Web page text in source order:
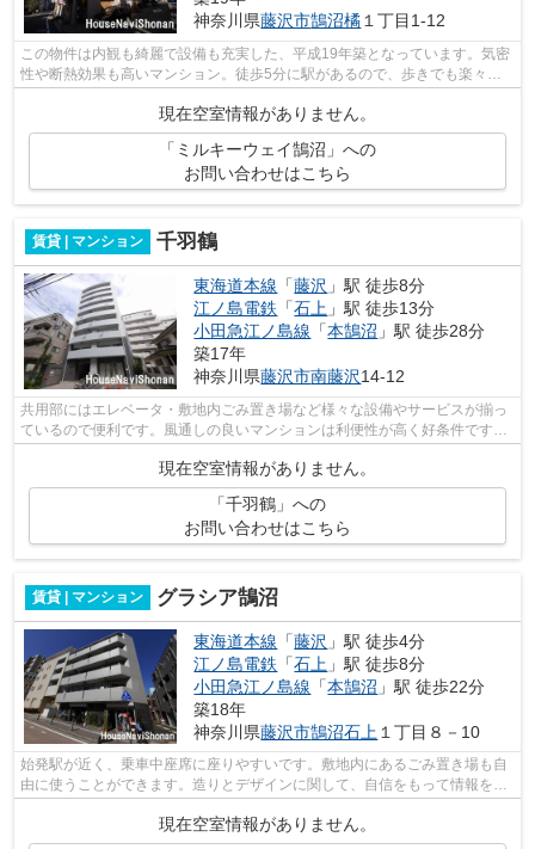
神奈川県藤沢市鵠沼橘 １丁目1-12
この物件は内観も綺麗で設備も充実した、平成19年築となっています。気密
性や断熱効果も高いマンション。徒歩5分に駅があるので、歩きでも楽々と
アクセスが出来ます。共用設備も充実し...
現在空室情報がありません。
「ミルキーウェイ鵠沼」への
お問い合わせはこちら
賃貸 | マンション 千羽鶴
東海道本線 「藤沢 」駅 徒歩8分
江ノ島電鉄 「石上 」駅 徒歩13分
小田急江ノ島線 「本鵠沼 」駅 徒歩28分
築17年
神奈川県藤沢市南藤沢14-12
共用部にはエレベータ・敷地内ごみ置き場など様々な設備やサービスが揃っ
ているので便利です。風通しの良いマンションは利便性が高く好条件です。
通勤時に座席に座りやすい、始発駅の...
現在空室情報がありません。
「千羽鶴」への
お問い合わせはこちら
賃貸 | マンション グラシア鵠沼
東海道本線 「藤沢 」駅 徒歩4分
江ノ島電鉄 「石上 」駅 徒歩8分
小田急江ノ島線 「本鵠沼 」駅 徒歩22分
築18年
神奈川県藤沢市鵠沼石上 １丁目８－10
始発駅が近く、乗車中座席に座りやすいです。敷地内にあるごみ置き場も自
由に使うことができます。造りとデザインに関して、自信をもって情報を提
現在空室情報がありません。